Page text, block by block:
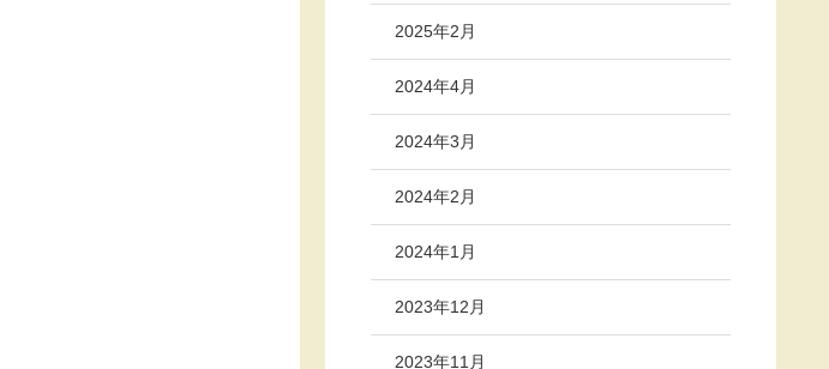
2025年2月
2024年4月
2024年3月
2024年2月
2024年1月
2023年12月
2023年11月